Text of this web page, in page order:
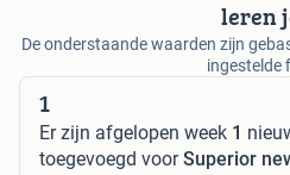
leren
De onderstaande waarden zijn
ingestelde
1
Er zijn afgelopen week 1
toegevoegd voorSuperior